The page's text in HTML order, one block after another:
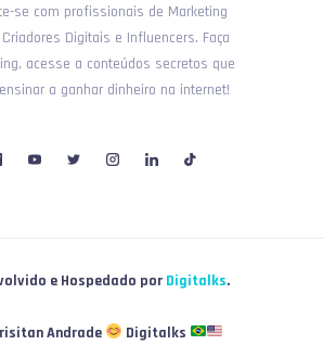
se com profissionais de Marketing
Digitais e Influencers. Faça
acesse a conteúdos secretos que
a ganhar dinheiro na internet!
e Hospedado por Digitalks.
Andrade Digitalks